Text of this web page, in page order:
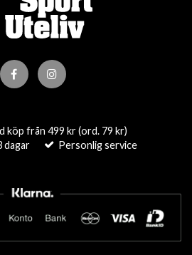
från 499 kr (ord. 79 kr)
dagar
Personlig service